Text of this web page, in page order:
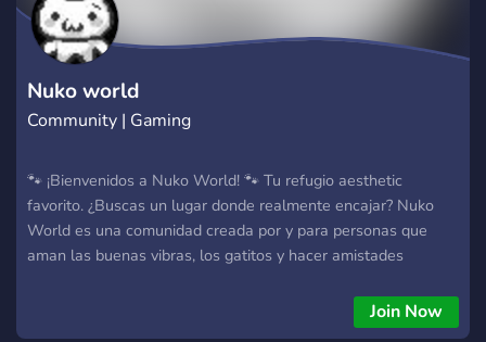
Nuko world
Community | Gaming
🐾 ¡Bienvenidos a Nuko World! 🐾 Tu refugio aesthetic
favorito. ¿Buscas un lugar donde realmente encajar? Nuko
World es una comunidad creada por y para personas que
aman las buenas vibras, los gatitos y hacer amistades
"lurker" que solo quiere observar, ¡aquí tienes un espacio en
nuestra manada!✨ ¿Qué te ofrecemos? Comunidad Cálida: Un
Join Now